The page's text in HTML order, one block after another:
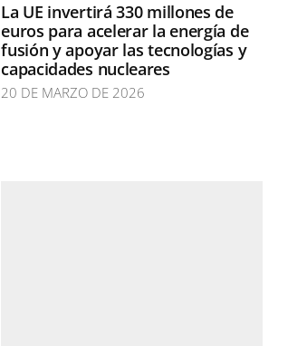
La UE invertirá 330 millones de
euros para acelerar la energía de
fusión y apoyar las tecnologías y
capacidades nucleares
20 DE MARZO DE 2026